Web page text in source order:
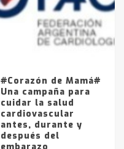
#Corazón de Mamá#
Una campaña para
cuidar la salud
cardiovascular
antes, durante y
después del